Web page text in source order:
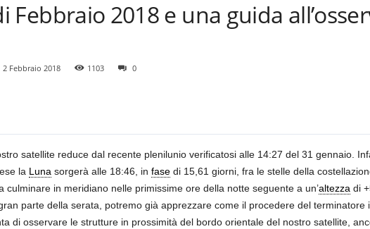
Febbraio 2018 e una guida
2 Febbraio 2018 1103 0
satellite reduce dal recente plenilunio verificatosi alle 14:27 del 31 gennaio.
la Lunasorgerà alle 18:46, in fasedi 15,61 giorni, fra le stelle della
culminare in meridiano nelle primissime ore della notte seguente a un’altezzadi
parte della serata, potremo già apprezzare come il procedere del terminatore
di osservare le strutture in prossimità del bordo orientale del nostro satellite,